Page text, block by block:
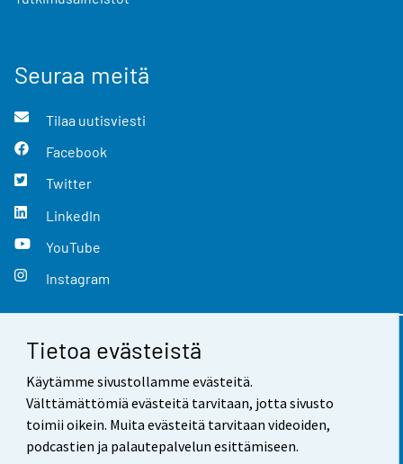
Tietoa evästeistä
Käytämme sivustollamme evästeitä.
Välttämättömiä evästeitä tarvitaan, jotta sivusto
toimii oikein. Muita evästeitä tarvitaan videoiden,
podcastien ja palautepalvelun esittämiseen.
Seuraa meitä
Tilaa uutisviesti
Facebook
Twitter
LinkedIn
YouTube
Instagram
Yhteystiedot
Palaute
Käyttöehdot